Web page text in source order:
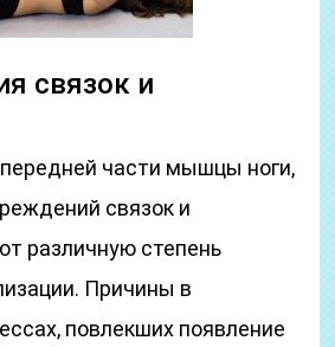
связок и
части мышцы ноги,
связок и
различную степень
Причины в
повлекших появление